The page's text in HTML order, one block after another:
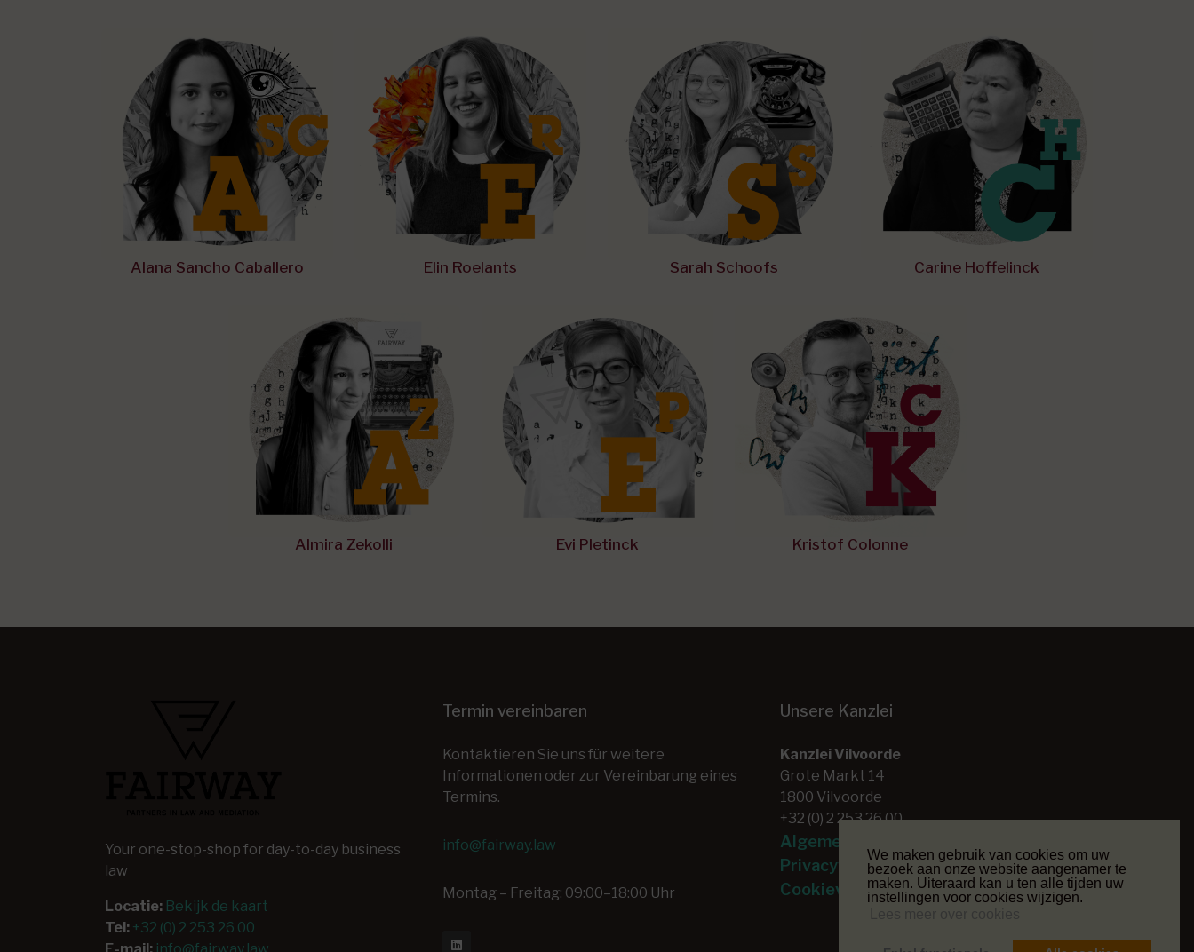
We maken gebruik van cookies om uw
bezoek aan onze website aangenamer te
maken. Uiteraard kan u ten alle tijden uw
instellingen voor cookies wijzigen.
Alana Sancho Caballero Elin Roelants Sarah Schoofs Carine Hoffelinck
Almira Zekolli Evi Pletinck Kristof Colonne
Your one-stop-shop for day-to-day business
law
Locatie: Bekijk de kaart
Tel: +32 (0) 2 253 26 00
Termin vereinbaren
Kontaktieren Sie uns für weitere
Informationen oder zur Vereinbarung eines
Termins.
info@fairway.law
Montag – Freitag: 09:00–18:00 Uhr
Unsere Kanzlei
Kanzlei Vilvoorde
Grote Markt 14
1800 Vilvoorde
+32 (0) 2 253 26 00
Algemene voorwaarden
Privacyverklaring
Cookieverklaring